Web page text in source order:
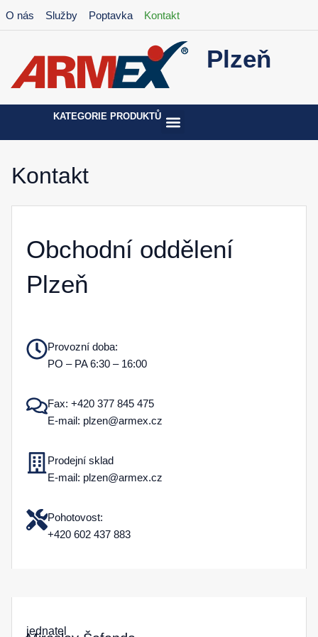
na
O nás Služby Poptavka Kontakt
Plzeň
KATEGORIE PRODUKTŮ
Kontakt
Obchodní oddělení
Plzeň​
Provozní doba:
PO – PA 6:30 – 16:00
Fax: +420 377 845 475
E-mail: plzen@armex.cz
Prodejní sklad
E-mail: plzen@armex.cz
Pohotovost:
+420 602 437 883
jednatel